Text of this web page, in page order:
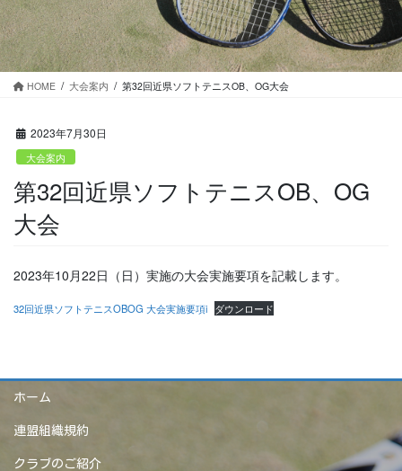
HOME 大会案内 第32回近県ソフトテニスOB、OG大会
2023年7月30日
大会案内
第32回近県ソフトテニスOB、OG
大会
2023年10月22日（日）実施の大会実施要項を記載します。
32回近県ソフトテニスOBOG 大会実施要項i ダウンロード
ホーム
連盟組織規約
クラブのご紹介